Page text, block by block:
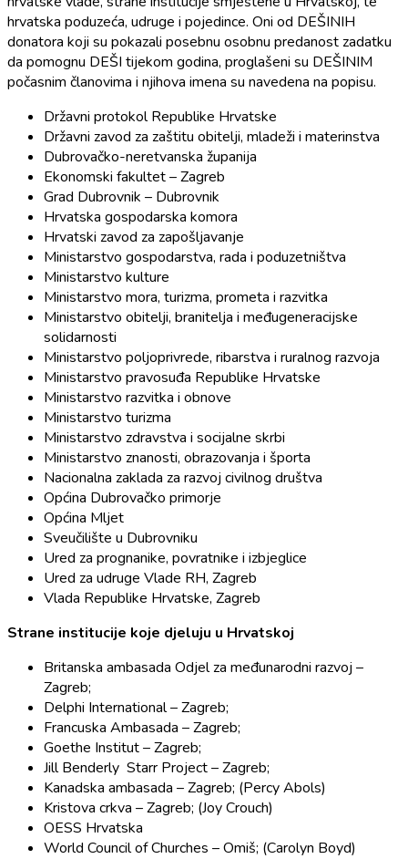
hrvatska poduzeća, udruge i pojedince. Oni od DEŠINIH
donatora koji su pokazali posebnu osobnu predanost zadatku
da pomognu DEŠI tijekom godina, proglašeni su DEŠINIM
počasnim članovima i njihova imena su navedena na popisu.
Državni protokol Republike Hrvatske
Državni zavod za zaštitu obitelji, mladeži i materinstva
Dubrovačko-neretvanska županija
Ekonomski fakultet – Zagreb
Grad Dubrovnik – Dubrovnik
Hrvatska gospodarska komora
Hrvatski zavod za zapošljavanje
Ministarstvo gospodarstva, rada i poduzetništva
Ministarstvo kulture
Ministarstvo mora, turizma, prometa i razvitka
Ministarstvo obitelji, branitelja i međugeneracijske
solidarnosti
Ministarstvo poljoprivrede, ribarstva i ruralnog razvoja
Ministarstvo pravosuđa Republike Hrvatske
Ministarstvo razvitka i obnove
Ministarstvo turizma
Ministarstvo zdravstva i socijalne skrbi
Ministarstvo znanosti, obrazovanja i športa
Nacionalna zaklada za razvoj civilnog društva
Općina Dubrovačko primorje
Općina Mljet
Sveučilište u Dubrovniku
Ured za prognanike, povratnike i izbjeglice
Ured za udruge Vlade RH, Zagreb
Vlada Republike Hrvatske, Zagreb
Strane institucije koje djeluju u Hrvatskoj
Britanska ambasada Odjel za međunarodni razvoj –
Zagreb;
Delphi International – Zagreb;
Francuska Ambasada – Zagreb;
Goethe Institut – Zagreb;
Jill Benderly Starr Project – Zagreb;
Kanadska ambasada – Zagreb; (Percy Abols)
Kristova crkva – Zagreb; (Joy Crouch)
OESS Hrvatska
World Council of Churches – Omiš; (Carolyn Boyd)